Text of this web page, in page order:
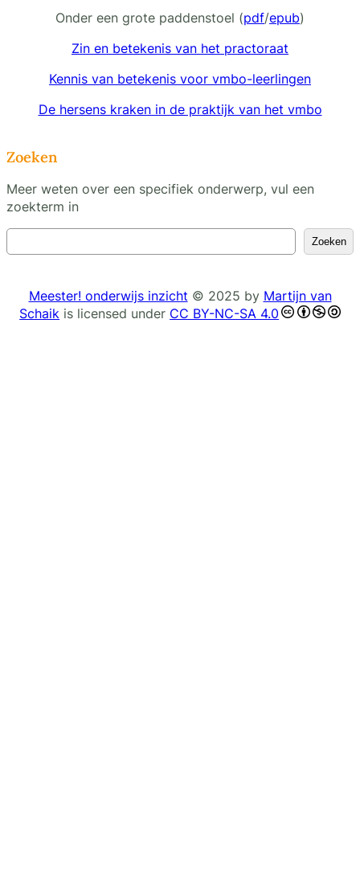
Onder een grote paddenstoel (pdf/epub)
Zin en betekenis van het practoraat
Kennis van betekenis voor vmbo-leerlingen
De hersens kraken in de praktijk van het vmbo
Zoeken
Meer weten over een specifiek onderwerp, vul een
zoekterm in
o
k
e
n
Zoeken
Meester! onderwijs inzicht © 2025 by Martijn van
Schaik is licensed under CC BY-NC-SA 4.0